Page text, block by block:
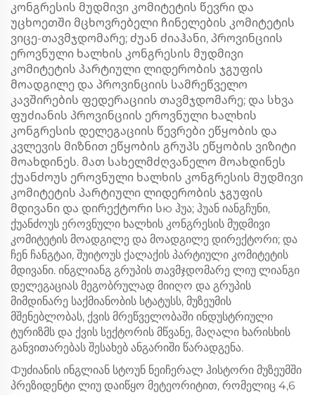
კონგრესის მუდმივი კომიტეტის წევრი და
უცხოეთში მცხოვრებელი ჩინელების კომიტეტის
ვიცე-თავმჯდომარე; ძუან ძიაჰანი, პროვინციის
ეროვნული ხალხის კონგრესის მუდმივი
კომიტეტის პარტიული ლიდერობის ჯგუფის
მოადგილე და პროვინციის სამრეწველო
კავშირების ფედერაციის თავმჯდომარე; და სხვა
ფუძიანის პროვინციის ეროვნული ხალხის
კონგრესის დელეგაციის წევრები ეწყობის და
კვლევის მიზნით ეწყობის გრუპს ეწყობის ვიზიტი
მოახდინეს. მათ სახელმძღვანელო მოახდინეს
ქუანძოუს ეროვნული ხალხის კონგრესის მუდმივი
კომიტეტის პარტიული ლიდერობის ჯგუფის
მდივანი და დირექტორი სю ჰუა; ჰუან იანგჩუნი,
ქუანძოუს ეროვნული ხალხის კონგრესის მუდმივი
კომიტეტის მოადგილე და მოადგილე დირექტორი; და
ჩენ ჩანგტაი, შუიტოუს ქალაქის პარტიული კომიტეტის
მდივანი. ინგლიანგ გრუპის თავმჯდომარე ლიუ ლიანგი
დელეგაციას მეგობრულად მიიღო და გრუპის
მიმდინარე საქმიანობის სტატუსს, მუზეუმის
მშენებლობას, ქვის მრეწველობაში ინდუსტრიული
ტურიზმს და ქვის სექტორის მწვანე, მაღალი ხარისხის
განვითარებას შესახებ ანგარიში წარადგენა.
Фუძიანის ინგლიან სტოუნ ნეიჩერალ ჰისტორი მუზეუმში
პრეზიდენტი ლიუ დაიწყო მეტეორიტით, რომელიც 4,6